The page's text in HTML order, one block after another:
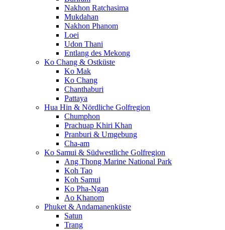
Nakhon Ratchasima
Mukdahan
Nakhon Phanom
Loei
Udon Thani
Entlang des Mekong
Ko Chang & Ostküste
Ko Mak
Ko Chang
Chanthaburi
Pattaya
Hua Hin & Nördliche Golfregion
Chumphon
Prachuap Khiri Khan
Pranburi & Umgebung
Cha-am
Ko Samui & Südwestliche Golfregion
Ang Thong Marine National Park
Koh Tao
Koh Samui
Ko Pha-Ngan
Ao Khanom
Phuket & Andamanenküste
Satun
Trang